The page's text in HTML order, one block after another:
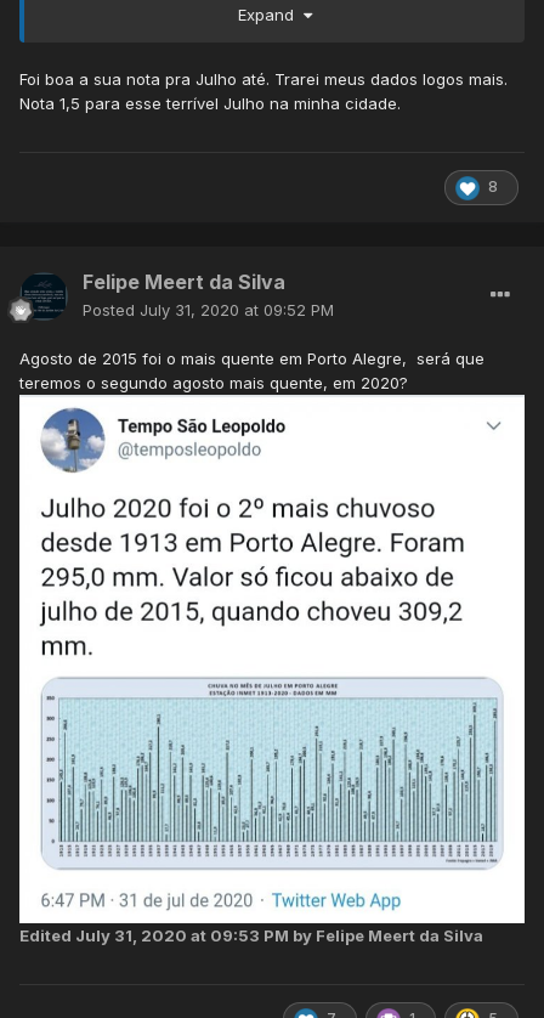
Linha Catres
Mondaí, SC 7,9
contrário do leste do estado), porém o vento nordeste
soprou durante a madrugada em Mondaí impedindo melhor
E assim vai fechando Julho nas minhas estações
meteorológicas e no INMET:
Nome Localização
T. média
Moema Itaiópolis, SC
Linha Catres
Mondaí, SC
Bairro Progresso
Blumenau, SC 15,8
A média máxima de 20,5C no INMET/Indaial é a menor pra
Julho desde 2011, o que mostra a constância de
temperaturas amenas, por outro lado a mínima absoluta de
6,6C mostra a falta de eventos de frio mais intenso. Fora
mais detalhados no tópico correto:
Expand
Foi boa a sua nota pra Julho até. Trarei meus dados logos mais.
Nota 1,5 para esse terrível Julho na minha cidade.
8
Felipe Meert da Silva
Posted July 31, 2020 at 09:52 PM
Agosto de 2015 foi o mais quente em Porto Alegre, será que
teremos o segundo agosto mais quente, em 2020?
Edited July 31, 2020 at 09:53 PM by Felipe Meert da Silva